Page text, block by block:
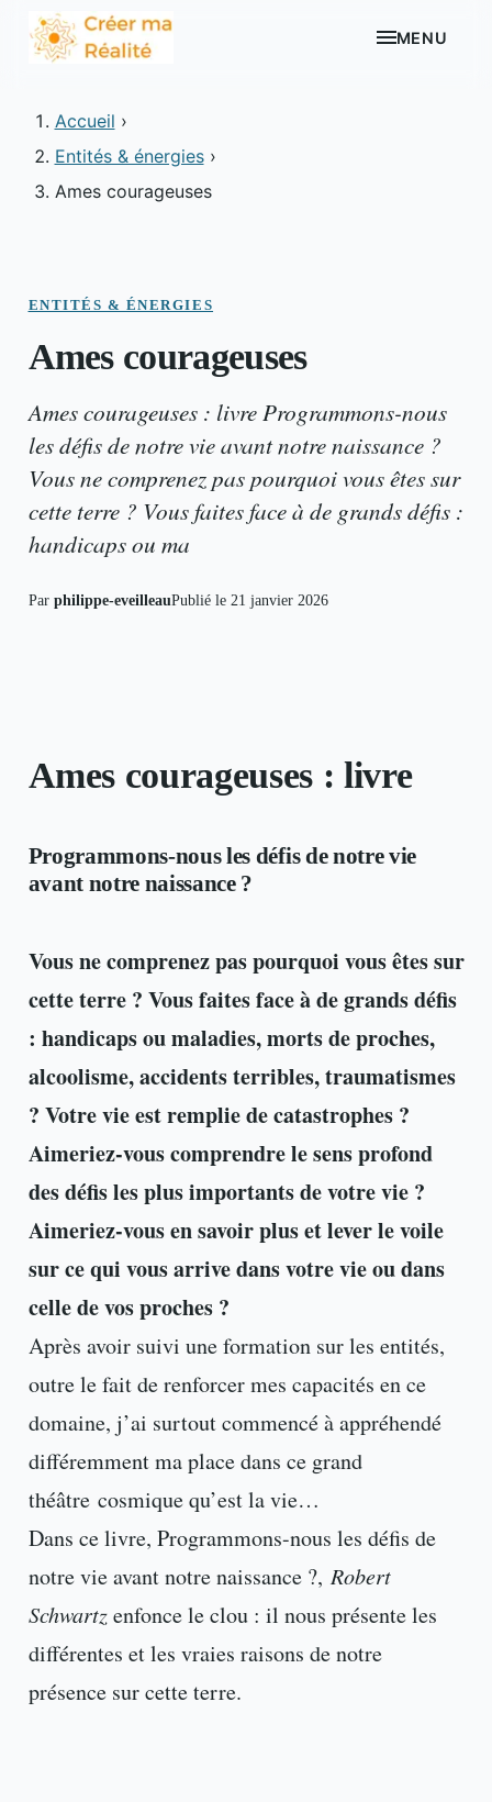
MENU
Accueil ›
Entités & énergies ›
Ames courageuses
ENTITÉS & ÉNERGIES
Ames courageuses
Ames courageuses : livre Programmons-nous
les défis de notre vie avant notre naissance ?
Vous ne comprenez pas pourquoi vous êtes sur
cette terre ? Vous faites face à de grands défis :
handicaps ou ma
Par philippe-eveilleauPublié le 21 janvier 2026
Ames courageuses : livre
Programmons-nous les défis de notre vie
avant notre naissance ?
Vous ne comprenez pas pourquoi vous êtes sur
cette terre ? Vous faites face à de grands défis
: handicaps ou maladies, morts de proches,
alcoolisme, accidents terribles, traumatismes
? Votre vie est remplie de catastrophes ?
Aimeriez-vous comprendre le sens profond
des défis les plus importants de votre vie ?
Aimeriez-vous en savoir plus et lever le voile
sur ce qui vous arrive dans votre vie ou dans
celle de vos proches ?
Après avoir suivi une formation sur les entités,
outre le fait de renforcer mes capacités en ce
domaine, j’ai surtout commencé à appréhendé
différemment ma place dans ce grand
théâtre cosmique qu’est la vie…
Dans ce livre, Programmons-nous les défis de
notre vie avant notre naissance ?, Robert
Schwartzenfonce le clou : il nous présente les
différentes et les vraies raisons de notre
présence sur cette terre.